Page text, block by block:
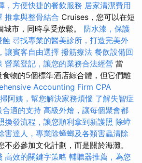
，方便快捷的餐飲服務 居家清潔費用
推拿與整骨結合 Cruises，您可以在短
市，同時享受放鬆。 防水漆，保護
蝕 尋找專業的醫美診所，打造完美外
讓賓客自由選擇 撥筋療法 餐飲設備回
營業登記，讓您的業務合法經營 當
物的5個標準酒店綜合體，但它們離
Accounting Firm CPA
阿姨，幫您解決家務煩惱 了解失智症
合適的支持 高級外燴，讓每個聚會都
換發流程，讓您順利拿到新護照 除蟑
害達人，專業除蟑螂及各類害蟲清除
不必參加文化計劃，而是關於海灘。
高效的關鍵字策略 輔聽器推薦，為您